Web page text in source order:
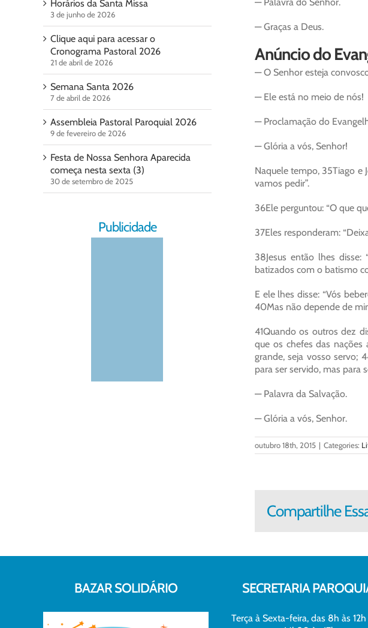
— Graças a Deus.
Anúncio do
— O Senhor esteja
— Ele está no meio de nós!
— Proclamação do
— Glória a vós, Senhor!
Naquele tempo, 35Tiago e
vamos pedir”.
36Ele perguntou: “O que
37Eles responderam:
38Jesus então lhes
batizados com o batismo
E ele lhes disse: “Vós
40Mas não depende de
41Quando os outros dez
que os chefes das
grande, seja vosso servo;
para ser servido, mas para
— Palavra da Salvação.
— Glória a vós, Senhor.
outubro 18th, 2015 | Categories:
Compartilhe
Horários da Santa Missa
3 de junho de 2026
Clique aqui para acessar o
Cronograma Pastoral 2026
21 de abril de 2026
Semana Santa 2026
7 de abril de 2026
Assembleia Pastoral Paroquial 2026
9 de fevereiro de 2026
Festa de Nossa Senhora Aparecida
começa nesta sexta (3)
30 de setembro de 2025
Publicidade
BAZAR SOLIDÁRIO SECRETARIA
Terça à Sexta-feira, das 8h às